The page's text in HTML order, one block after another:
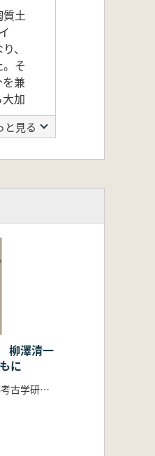
土
、
そ
兼
加
と見る
柳澤清一
に
千葉大学文学部考古学研究室 考古学論攷編集委員会 編